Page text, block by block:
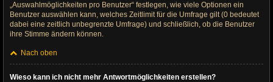
„Auswahlmöglichkeiten pro Benutzer“ festlegen, wie viele Optionen ein
Benutzer auswählen kann, welches Zeitlimit für die Umfrage gilt (0 bedeutet
dabei eine zeitlich unbegrenzte Umfrage) und schließlich, ob die Benutzer
ihre Stimme ändern können.
Nach oben
Wieso kann ich nicht mehr Antwortmöglichkeiten erstellen?